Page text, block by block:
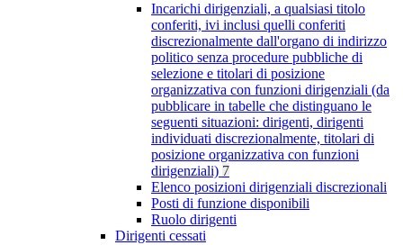
Incarichi dirigenziali, a qualsiasi titolo
conferiti, ivi inclusi quelli conferiti
discrezionalmente dall'organo di indirizzo
politico senza procedure pubbliche di
selezione e titolari di posizione
organizzativa con funzioni dirigenziali (da
pubblicare in tabelle che distinguano le
seguenti situazioni: dirigenti, dirigenti
individuati discrezionalmente, titolari di
posizione organizzativa con funzioni
dirigenziali) 7
Elenco posizioni dirigenziali discrezionali
Posti di funzione disponibili
Ruolo dirigenti
Dirigenti cessati